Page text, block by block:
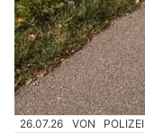
26.07.26 VON